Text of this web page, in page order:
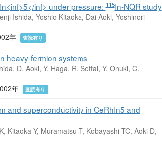
inf> under pressure:115In-NQR study
Ishida, Yoshio Kltaoka, Dai Aoki, Yoshinori
年
査読有り
heavy-fermion systems
D. Aoki, Y. Haga, R. Settai, Y. Onuki, C.
年
査読有り
and superconductivity in CeRhIn5 and
Kitaoka Y, Muramatsu T, Kobayashi TC, Aoki D,